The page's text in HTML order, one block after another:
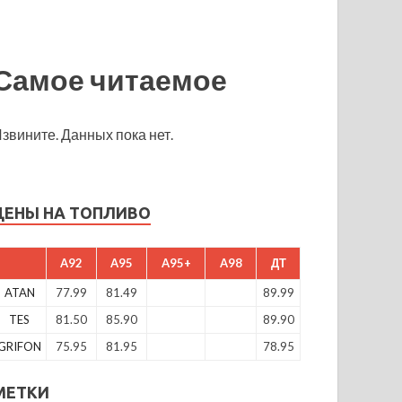
читаемое
Данных пока нет.
НА ТОПЛИВО
A92 A95 A95+ A98 ДТ
ATAN 77.99 81.49
89.99
TES
81.50 85.90
89.90
75.95 81.95 78.95